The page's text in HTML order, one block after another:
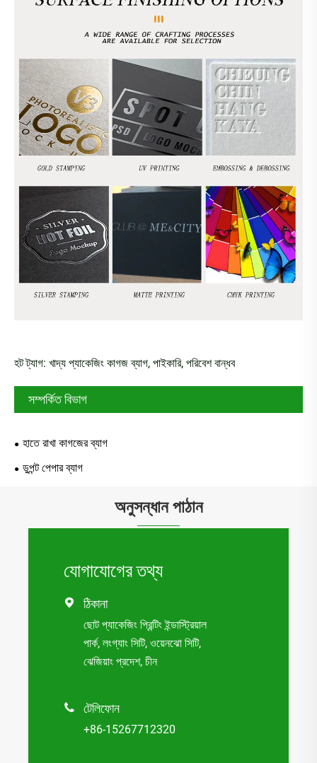
হট ট্যাগ: খাদ্য প্যাকেজিং কাগজ ব্যাগ, পাইকারি, পরিবেশ বান্ধব
সম্পর্কিত বিভাগ
হাতে রাখা কাগজের ব্যাগ
ডুপন্ট পেপার ব্যাগ
অনুসন্ধান পাঠান
যোগাযোগের তথ্য
 ঠিকানা
ছোট প্যাকেজিং প্রিন্টিং ইন্ডাস্ট্রিয়াল
পার্ক, লংগ্যাং সিটি, ওয়েনঝো সিটি,
ঝেজিয়াং প্রদেশ, চীন
 টেলিফোন
+86-15267712320